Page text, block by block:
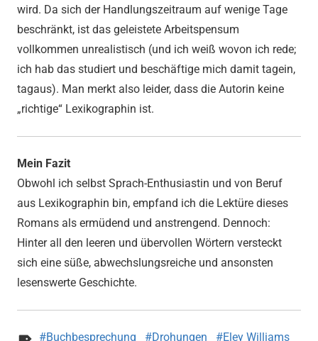
wird. Da sich der Handlungszeitraum auf wenige Tage
beschränkt, ist das geleistete Arbeitspensum
vollkommen unrealistisch (und ich weiß wovon ich rede;
ich hab das studiert und beschäftige mich damit tagein,
tagaus). Man merkt also leider, dass die Autorin keine
„richtige“ Lexikographin ist.
Mein Fazit
Obwohl ich selbst Sprach-Enthusiastin und von Beruf
aus Lexikographin bin, empfand ich die Lektüre dieses
Romans als ermüdend und anstrengend. Dennoch:
Hinter all den leeren und übervollen Wörtern versteckt
sich eine süße, abwechslungsreiche und ansonsten
lesenswerte Geschichte.
Buchbesprechung Drohungen
Eley Williams